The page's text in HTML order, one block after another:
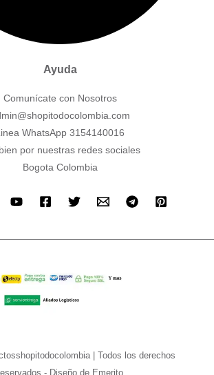
Ayuda
Comunícate con Nosotros
WhatsApp 3154140016
por nuestras redes sociales
Bogota Colombia
| Todos los derechos
- Diseño de Emerito